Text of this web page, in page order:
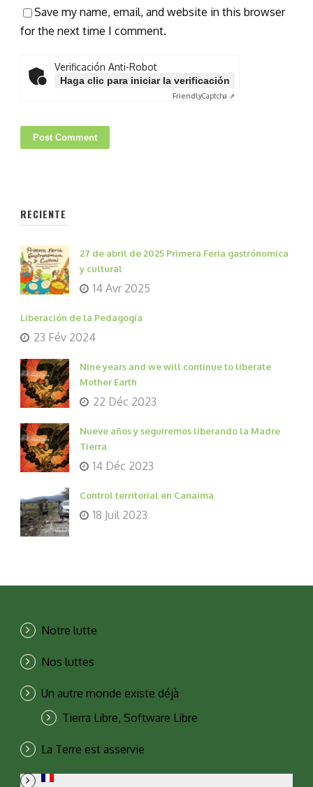
Save my name, email, and website in this browser
for the next time I comment.
Verificación Anti-Robot
Haga clic para iniciar la verificación
FriendlyCaptcha ⇗
RECIENTE
27 de abril de 2025 Primera Feria gastrónomica
y cultural
14 Avr 2025
Liberación de la Pedagogía
23 Fév 2024
Nine years and we will continue to liberate
Mother Earth
22 Déc 2023
Nueve años y seguiremos liberando la Madre
Tierra
14 Déc 2023
Control territorial en Canaima
18 Juil 2023
Notre lutte
Nos luttes
Un autre monde existe déjà
Tierra Libre, Software Libre
La Terre est asservie